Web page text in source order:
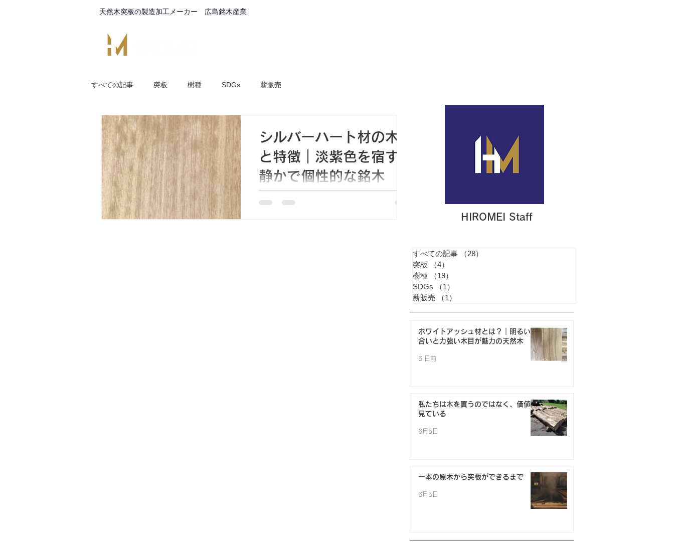
天然木突板の製造加工メーカー 広島銘木産業
すべての記事 突板 樹種 SDGs 薪販売
シルバーハート材の木目
と特徴｜淡紫色を宿す、
静かで個性的な銘木
HIROMEI Staff
すべての記事 （28）
突板
（4）
樹種
（19）
SDGs
（1）
薪販売
（1）
ホワイトアッシュ材とは？｜明るい色
合いと力強い木目が魅力の天然木
6 日前
私たちは木を買うのではなく、価値を
見ている
6月5日
一本の原木から突板ができるまで
6月5日